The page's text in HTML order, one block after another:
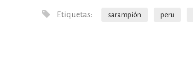
Etiquetas: sarampión peru